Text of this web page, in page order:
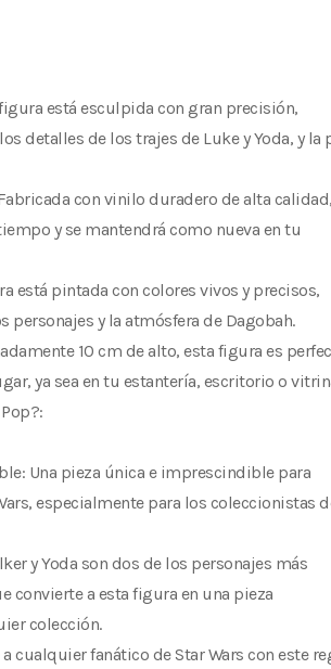
está esculpida con gran precisión,
detalles de los trajes de Luke y Yoda, y la
con vinilo duradero de alta
y se mantendrá como nueva en tu
está pintada con colores vivos y precisos,
personajes y la atmósfera de Dagobah.
10 cm de alto, esta figura es
ya sea en tu estantería, escritorio o
Una pieza única e imprescindible para
especialmente para los coleccionistas
y Yoda son dos de los personajes más
convierte a esta figura en una pieza
colección.
cualquier fanático de Star Wars con este